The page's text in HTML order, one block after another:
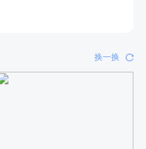
换一换